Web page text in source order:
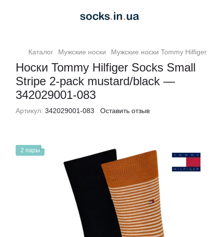
Каталог Мужские носки Мужские носки Tommy Hilfiger
Носки Tommy Hilfiger Socks Small
Stripe 2-pack mustard/black —
342029001-083
Артикул: 342029001-083 Оставить отзыв
2 пары